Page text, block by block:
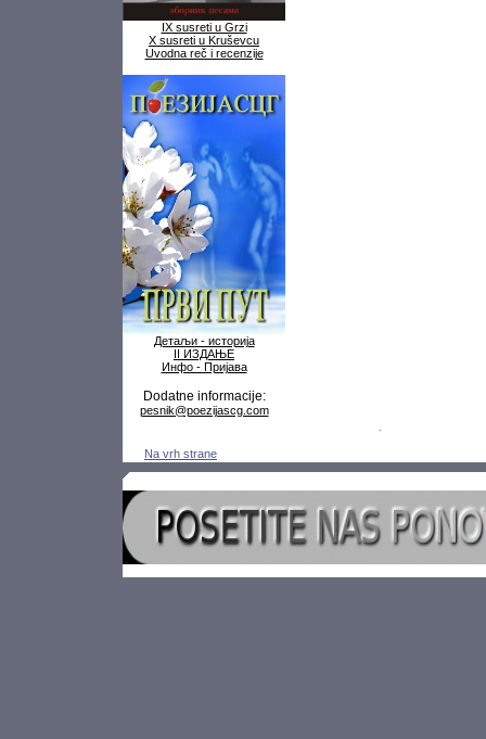
IX susreti u Grzi
X susreti u Kruševcu
Uvodna reč i recenzije
Детаљи - историја
II ИЗДАЊЕ
Инфо - Пријава
Dodatne informacije:
pesnik@poezijascg.com
Na vrh strane